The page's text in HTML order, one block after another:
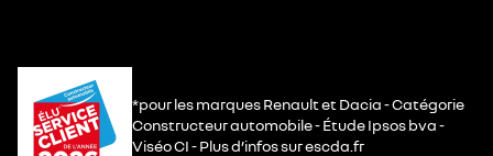
*pour les marques Renault et Dacia - Catégorie
Constructeur automobile - Étude Ipsos bva -
Viséo CI - Plus d’infos sur escda.fr